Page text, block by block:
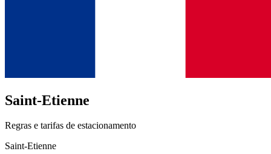
Saint-Etienne
Regras e tarifas de estacionamento
Saint-Etienne